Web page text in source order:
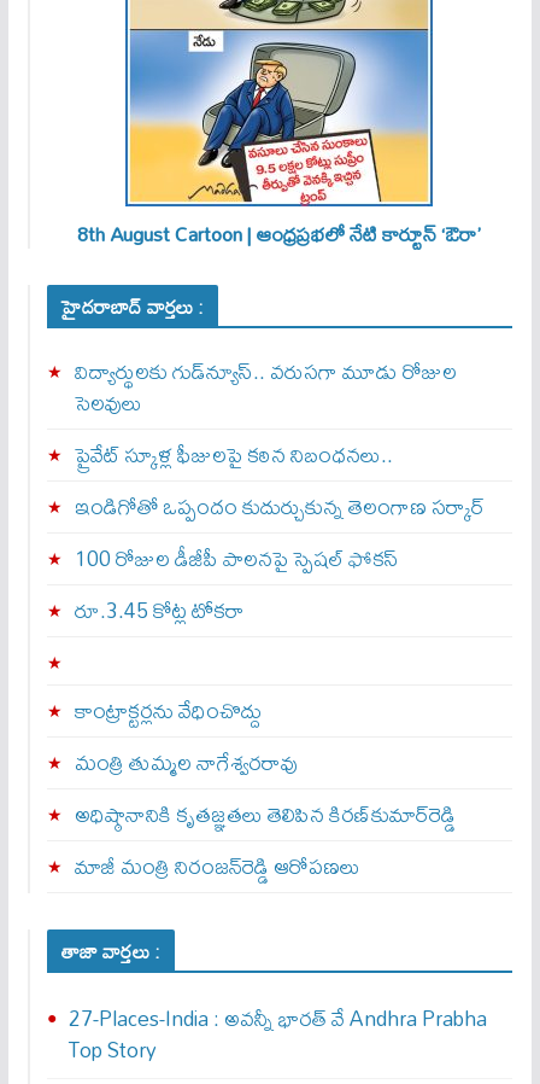
8th August Cartoon | ఆంధ్రప్రభలో నేటి కార్టూన్ ‘ఔరా’
హైదరాబాద్ వార్తలు :
విద్యార్థులకు గుడ్‌న్యూస్.. వరుసగా మూడు రోజుల
సెలవులు
ప్రైవేట్ స్కూళ్ల ఫీజులపై కఠిన నిబంధనలు..
ఇండిగోతో ఒప్పందం కుదుర్చుకున్న తెలంగాణ స‌ర్కార్
100 రోజుల డీజీపీ పాలనపై స్పెషల్ ఫోకస్
రూ.3.45 కోట్ల టోకరా
కాంట్రాక్టర్లను వేధించొద్దు
మంత్రి తుమ్మల నాగేశ్వరరావు
అధిష్ఠానానికి కృతజ్ఞతలు తెలిపిన కిరణ్‌కుమార్‌రెడ్డి
మాజీ మంత్రి నిరంజన్‌రెడ్డి ఆరోపణలు
తాజా వార్తలు :
27-Places-India : అవ‌న్నీ భార‌త్ వే Andhra Prabha
Top Story